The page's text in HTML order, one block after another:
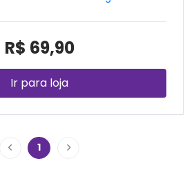
R$ 69,90
Ir para loja
1